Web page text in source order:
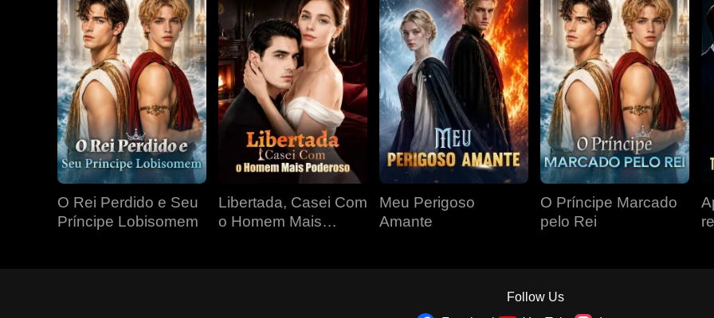
O Rei Perdido e Seu
Príncipe Lobisomem
Libertada, Casei Com
o Homem Mais
Meu Perigoso
Amante
O Príncipe Marcado
pelo Rei
Follow Us